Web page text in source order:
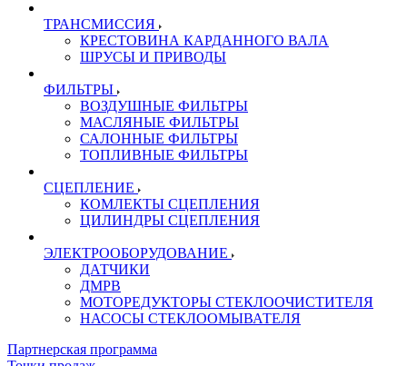
ТРАНСМИССИЯ
КРЕСТОВИНА КАРДАННОГО ВАЛА
ШРУСЫ И ПРИВОДЫ
ФИЛЬТРЫ
ВОЗДУШНЫЕ ФИЛЬТРЫ
МАСЛЯНЫЕ ФИЛЬТРЫ
САЛОННЫЕ ФИЛЬТРЫ
ТОПЛИВНЫЕ ФИЛЬТРЫ
СЦЕПЛЕНИЕ
КОМЛЕКТЫ СЦЕПЛЕНИЯ
ЦИЛИНДРЫ СЦЕПЛЕНИЯ
ЭЛЕКТРООБОРУДОВАНИЕ
ДАТЧИКИ
ДМРВ
МОТОРЕДУКТОРЫ СТЕКЛООЧИСТИТЕЛЯ
НАСОСЫ СТЕКЛООМЫВАТЕЛЯ
Партнерская программа